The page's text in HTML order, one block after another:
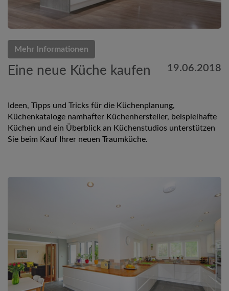
Mehr Informationen
Eine neue Küche kaufen 19.06.2018
Ideen, Tipps und Tricks für die Küchenplanung,
Küchenkataloge namhafter Küchenhersteller, beispielhafte
Küchen und ein Überblick an Küchenstudios unterstützen
Sie beim Kauf Ihrer neuen Traumküche.